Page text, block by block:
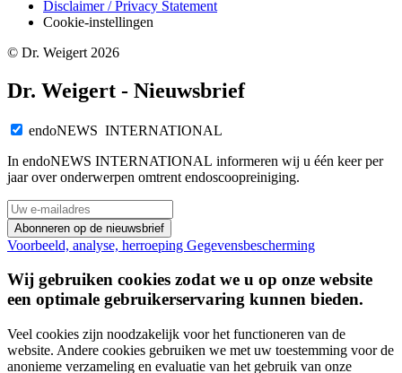
Disclaimer / Privacy Statement
Cookie-instellingen
© Dr. Weigert 2026
Dr. Weigert - Nieuwsbrief
endoNEWS INTERNATIONAL
In endoNEWS INTERNATIONAL informeren wij u één keer per
jaar over onderwerpen omtrent endoscoopreiniging.
Abonneren op de nieuwsbrief
Voorbeeld, analyse, herroeping Gegevensbescherming
Wij gebruiken cookies zodat we u op onze website
een optimale gebruikerservaring kunnen bieden.
Veel cookies zijn noodzakelijk voor het functioneren van de
website. Andere cookies gebruiken we met uw toestemming voor de
anonieme verzameling en evaluatie van het gebruik van onze